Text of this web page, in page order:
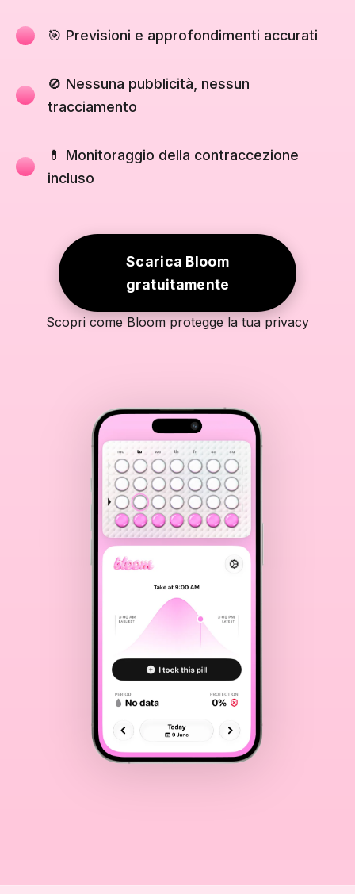
🎯 Previsioni e approfondimenti accurati
🚫 Nessuna pubblicità, nessun
tracciamento
💊 Monitoraggio della contraccezione
incluso
Scarica Bloom
gratuitamente
Scopri come Bloom protegge la tua privacy